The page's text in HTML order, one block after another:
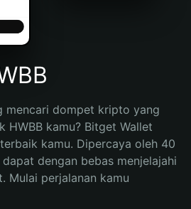
mencari dompet kripto yang
HWBB kamu? Bitget Wallet
kamu. Dipercaya oleh 40
dengan bebas menjelajahi
Mulai perjalanan kamu